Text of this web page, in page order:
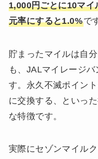
1,000円ごとに10マイ
元率にすると1.0%で
貯まったマイルは自
も、JALマイレージ
す。永久不滅ポイン
に交換する、といっ
な特徴です。
実際にセゾンマイル